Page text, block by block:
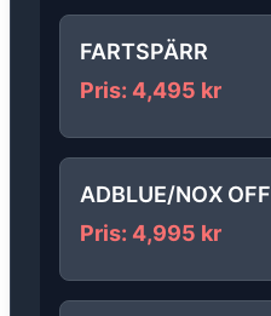
FARTSPÄRR
Pris: 4,495 kr
ADBLUE/NOX OFF
Pris: 4,995 kr